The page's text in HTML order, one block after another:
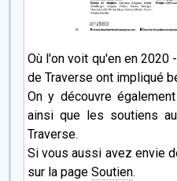
Où l'on voit qu'en en 2020
de Traverse ont impliqué
On y découvre
ainsi que les soutiens
Traverse.
Si vous aussi avez envie
sur la page Soutien.